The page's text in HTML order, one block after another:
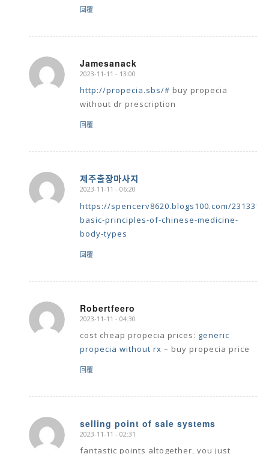
回覆
Jamesanack
says:
2023-11-11 - 13:00
http://propecia.sbs/# buy propecia
without dr prescription
回覆
제주출장마사지
says:
2023-11-11 - 06:20
https://spencerv8620.blogs100.com/
basic-principles-of-chinese-medicine-
body-types
回覆
Robertfeero
says:
2023-11-11 - 04:30
cost cheap propecia prices: generic
propecia without rx – buy propecia price
回覆
selling point of sale systems
says:
2023-11-11 - 02:31
fantastic points altogether, you just